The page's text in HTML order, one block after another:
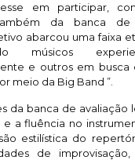
em participar,
também da banca de
abarcou uma faixa
músicos
e outros em busca
meio da Big Band ”.
da banca de avaliação
e a fluência no
estilística do
de improvisação,